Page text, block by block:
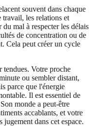
souvent dans chaque
travail, les relations et
mal à respecter les délais
de concentration ou de
Cela peut créer un cycle
tendues. Votre proche
ou sembler distant,
parce que l'énergie
Il est essentiel de
monde a peut-être
accablants, et votre
jugement dans cet espace.